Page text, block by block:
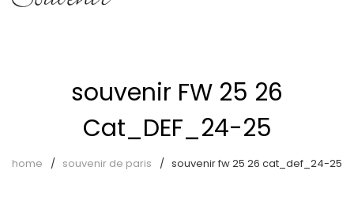
Souvenir Privée
Cappotti
souvenir FW 25 26
Cat_DEF_24-25
home souvenir de paris souvenir fw 25 26 cat_def_24-25